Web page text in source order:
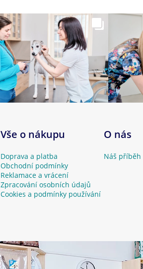
Vše o nákupu
Doprava a platba
Obchodní podmínky
Reklamace a vrácení
Zpracování osobních údajů
Cookies a podmínky používání
O nás
Náš příběh